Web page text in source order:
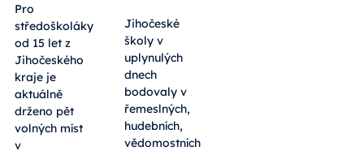
Pro
středoškoláky
od 15 let z
Jihočeského
kraje je
aktuálně
drženo pět
volných míst
v
Jihočeské
školy v
uplynulých
dnech
bodovaly v
řemeslných,
hudebních,
vědomostních